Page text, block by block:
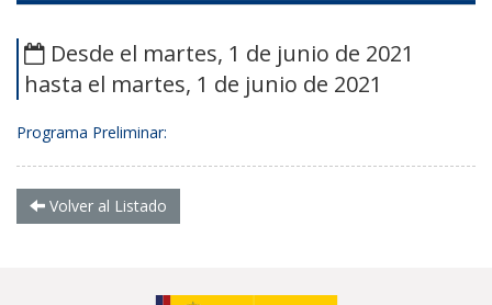
Desde el martes, 1 de junio de 2021
hasta el martes, 1 de junio de 2021
Programa Preliminar:
Volver al Listado